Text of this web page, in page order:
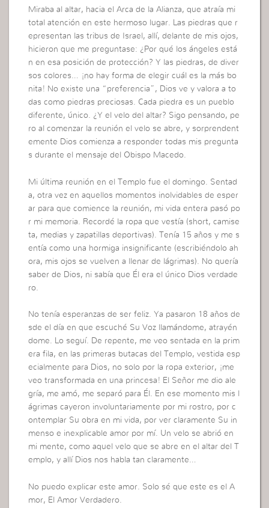
Miraba al altar, hacia el Arca de la Alianza, que atraía mi
total atención en este hermoso lugar. Las piedras que r
epresentan las tribus de Israel, allí, delante de mis ojos,
hicieron que me preguntase: ¿Por qué los ángeles está
n en esa posición de protección? Y las piedras, de diver
sos colores… ¡no hay forma de elegir cuál es la más bo
nita! No existe una “preferencia”, Dios ve y valora a to
das como piedras preciosas. Cada piedra es un pueblo
diferente, único. ¿Y el velo del altar? Sigo pensando, pe
ro al comenzar la reunión el velo se abre, y sorprendent
emente Dios comienza a responder todas mis pregunta
s durante el mensaje del Obispo Macedo.
Mi última reunión en el Templo fue el domingo. Sentad
a, otra vez en aquellos momentos inolvidables de esper
ar para que comience la reunión, mi vida entera pasó po
r mi memoria. Recordé la ropa que vestía (short, camise
ta, medias y zapatillas deportivas). Tenía 15 años y me s
entía como una hormiga insignificante (escribiéndolo ah
ora, mis ojos se vuelven a llenar de lágrimas). No quería
saber de Dios, ni sabía que Él era el único Dios verdade
ro.
No tenía esperanzas de ser feliz. Ya pasaron 18 años de
sde el día en que escuché Su Voz llamándome, atrayén
dome. Lo seguí. De repente, me veo sentada en la prim
era fila, en las primeras butacas del Templo, vestida esp
ecialmente para Dios, no solo por la ropa exterior, ¡me
veo transformada en una princesa! El Señor me dio ale
gría, me amó, me separó para Él. En ese momento mis l
ágrimas cayeron involuntariamente por mi rostro, por c
ontemplar Su obra en mi vida, por ver claramente Su in
menso e inexplicable amor por mí. Un velo se abrió en
mi mente, como aquel velo que se abre en el altar del T
emplo, y allí Dios nos habla tan claramente…
No puedo explicar este amor. Solo sé que este es el A
mor, El Amor Verdadero.